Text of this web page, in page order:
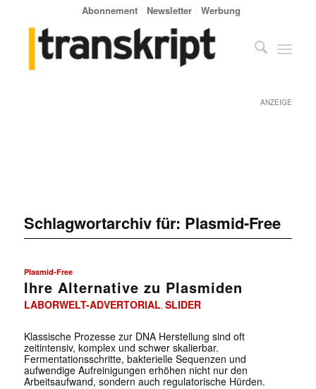
Abonnement Newsletter Werbung
ANZEIGE
Schlagwortarchiv für: Plasmid-Free
Plasmid-Free
Ihre Alternative zu Plasmiden
LABORWELT-ADVERTORIAL SLIDER
Klassische Prozesse zur DNA Herstellung sind oft
zeitintensiv, komplex und schwer skalierbar.
Fermentationsschritte, bakterielle Sequenzen und
aufwendige Aufreinigungen erhöhen nicht nur den
Arbeitsaufwand, sondern auch regulatorische Hürden.